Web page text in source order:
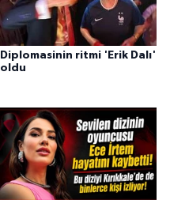
Diplomasinin ritmi 'Erik Dalı'
oldu